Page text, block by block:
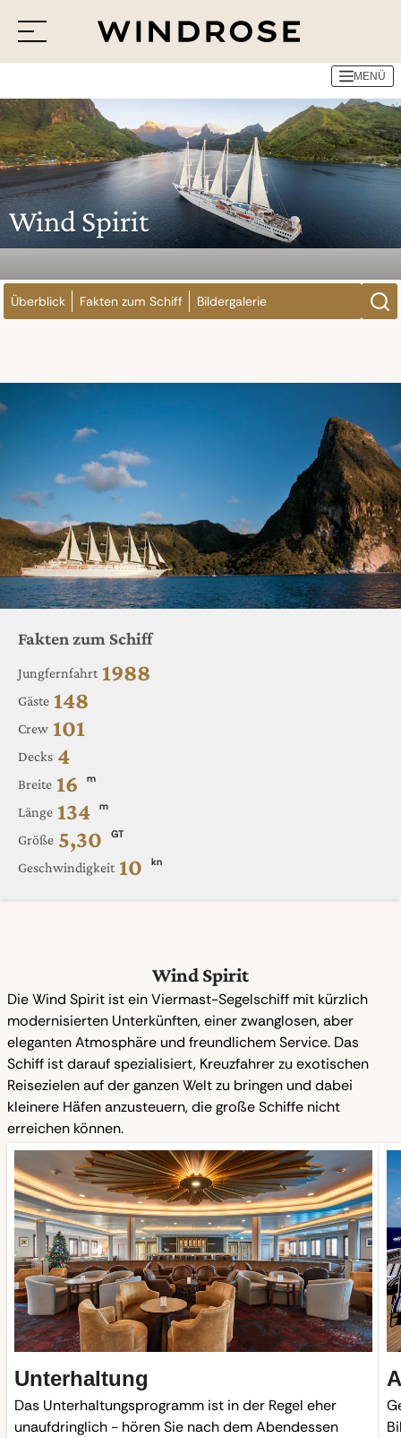
Reiseziele
Reisethemen
Jetzt Anfrage senden
MENÜ
Wind Spirit
Überblick Fakten zum Schiff Bildergalerie
Fakten zum Schiff
Jungfernfahrt 1988
Gäste 148
Crew 101
Decks 4
Breite 16 m
Länge 134 m
Größe 5,30 GT
Geschwindigkeit 10 kn
Wind Spirit
Die Wind Spirit ist ein Viermast-Segelschiff mit kürzlich
modernisierten Unterkünften, einer zwanglosen, aber
eleganten Atmosphäre und freundlichem Service. Das
Schiff ist darauf spezialisiert, Kreuzfahrer zu exotischen
Reisezielen auf der ganzen Welt zu bringen und dabei
kleinere Häfen anzusteuern, die große Schiffe nicht
erreichen können.
Unterhaltung
Das Unterhaltungsprogramm ist in der Regel eher
unaufdringlich - hören Sie nach dem Abendessen